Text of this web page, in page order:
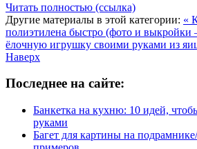
Читать полностью (ссылка)
Другие материалы в этой категории: «
полиэтилена быстро (фото и выкройки
ёлочную игрушку своими руками из
Наверх
Последнее на сайте:
Банкетка на кухню: 10 идей,
руками
Багет для картины на